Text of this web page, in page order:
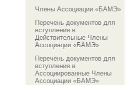
Члены Ассоциации «БАМЭ»
Перечень документов для
вступления в
Действительные Члены
Ассоциации «БАМЭ»
Перечень документов для
вступления в
Ассоциированные Члены
Ассоциации «БАМЭ»